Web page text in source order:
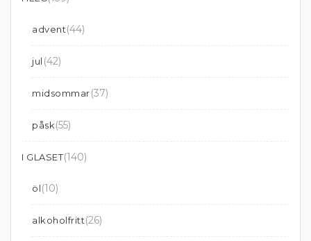
advent(44)
jul (42)
midsommar(37)
påsk(55)
I GLASET(140)
öl(10)
alkoholfritt(26)